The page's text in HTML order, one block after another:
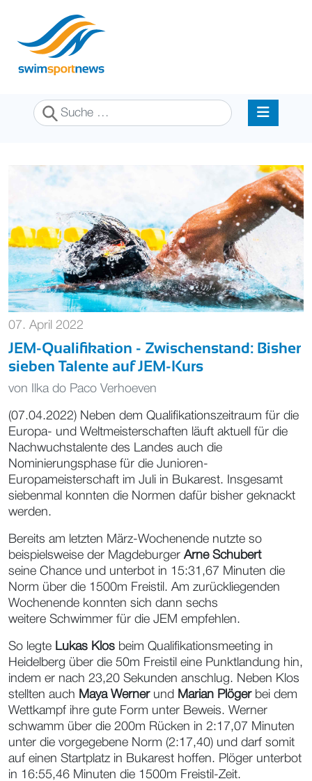
Suchen
07. April 2022
JEM-Qualifikation - Zwischenstand: Bisher
sieben Talente auf JEM-Kurs
von Ilka do Paco Verhoeven
(07.04.2022) Neben dem Qualifikationszeitraum für die
Europa- und Weltmeisterschaften läuft aktuell für die
Nachwuchstalente des Landes auch die
Nominierungsphase für die Junioren-
Europameisterschaft im Juli in Bukarest. Insgesamt
siebenmal konnten die Normen dafür bisher geknackt
werden.
Bereits am letzten März-Wochenende nutzte so
beispielsweise der Magdeburger Arne Schubert
seine Chance und unterbot in 15:31,67 Minuten die
Norm über die 1500m Freistil. Am zurückliegenden
Wochenende konnten sich dann sechs
weitere Schwimmer für die JEM empfehlen.
So legte Lukas Klos beim Qualifikationsmeeting in
Heidelberg über die 50m Freistil eine Punktlandung hin,
indem er nach 23,20 Sekunden anschlug. Neben Klos
stellten auch Maya Werner und Marian Plögerbei dem
Wettkampf ihre gute Form unter Beweis. Werner
schwamm über die 200m Rücken in 2:17,07 Minuten
unter die vorgegebene Norm (2:17,40) und darf somit
auf einen Startplatz in Bukarest hoffen. Plöger unterbot
in 16:55,46 Minuten die 1500m Freistil-Zeit.